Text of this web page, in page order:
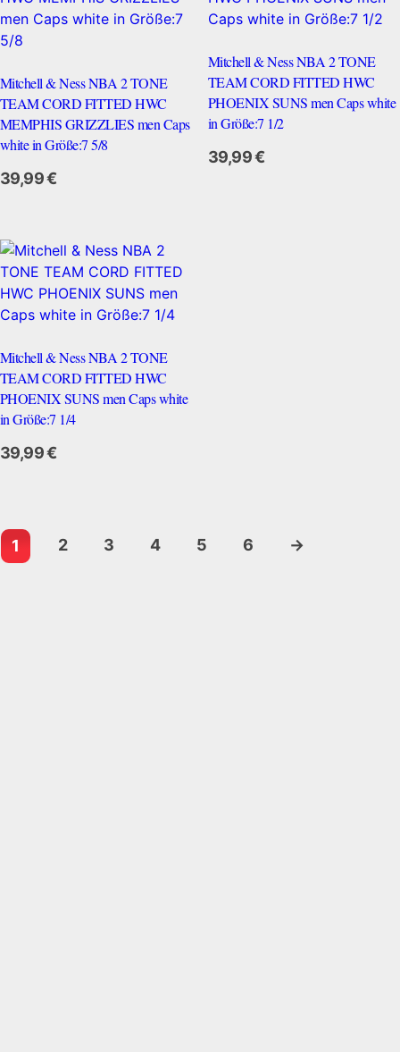
Mitchell & Ness NBA 2 TONE
TEAM CORD FITTED HWC
MEMPHIS GRIZZLIES men Caps
white in Größe:7 5/8
39,99€
Mitchell & Ness NBA 2 TONE
TEAM CORD FITTED HWC
PHOENIX SUNS men Caps white
in Größe:7 1/2
39,99€
Zum Anbieter
Mitchell & Ness NBA 2 TONE
TEAM CORD FITTED HWC
PHOENIX SUNS men Caps white
in Größe:7 1/4
39,99€
1 2 3 4 5 6 →